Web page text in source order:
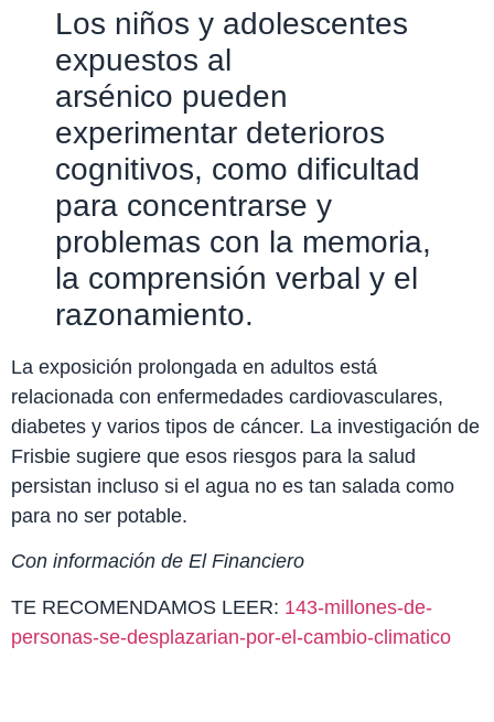
Los niños y adolescentes
expuestos al
arsénico pueden
experimentar deterioros
cognitivos, como dificultad
para concentrarse y
problemas con la memoria,
la comprensión verbal y el
razonamiento.
La exposición prolongada en adultos está
relacionada con enfermedades cardiovasculares,
diabetes y varios tipos de cáncer. La investigación de
Frisbie sugiere que esos riesgos para la salud
persistan incluso si el agua no es tan salada como
para no ser potable.
Con información de El Financiero
TE RECOMENDAMOS LEER: 143-millones-de-
personas-se-desplazarian-por-el-cambio-climatico